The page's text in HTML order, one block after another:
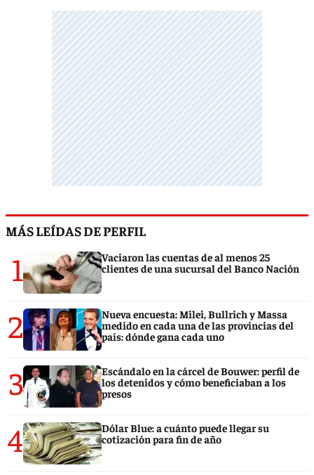
MÁS LEÍDAS DE PERFIL
1
Vaciaron las cuentas de al menos 25
clientes de una sucursal del Banco Nación
2
Nueva encuesta: Milei, Bullrich y Massa
medido en cada una de las provincias del
país: dónde gana cada uno
3
Escándalo en la cárcel de Bouwer: perfil de
los detenidos y cómo beneficiaban a los
presos
4
Dólar Blue: a cuánto puede llegar su
cotización para fin de año